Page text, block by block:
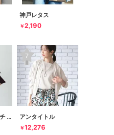
神戸レタス
￥2,190
アーバンリサーチ サニーレーベル アンタイトル
￥12,276